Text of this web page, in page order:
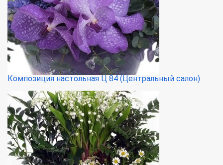
Композиция настольная Ц 84 (Центральный салон)